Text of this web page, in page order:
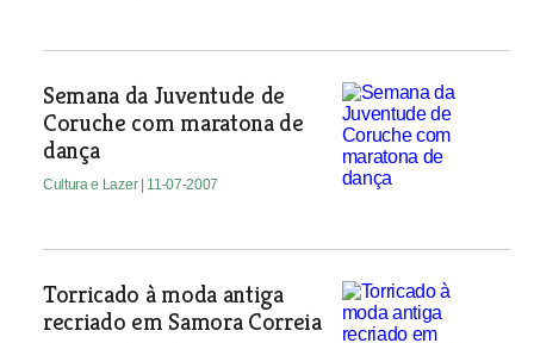
Semana da Juventude de
Coruche com maratona de
dança
Cultura e Lazer | 11-07-2007
Torricado à moda antiga
recriado em Samora Correia